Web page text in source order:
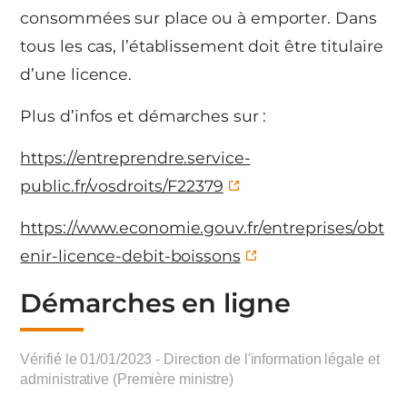
consommées sur place ou à emporter. Dans
tous les cas, l’établissement doit être titulaire
d’une licence.
Plus d’infos et démarches sur :
https://entreprendre.service-
public.fr/vosdroits/F22379
https://www.economie.gouv.fr/entreprises/obt
enir-licence-debit-boissons
Démarches en ligne
Vérifié le 01/01/2023 - Direction de l'information légale et
administrative (Première ministre)